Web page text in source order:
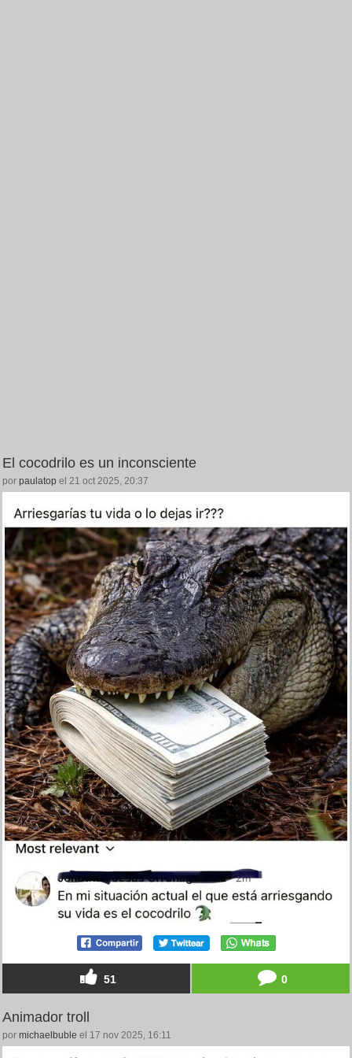
El cocodrilo es un inconsciente
por paulatop el 21 oct 2025, 20:37
51 0
Animador troll
por michaelbuble el 17 nov 2025, 16:11